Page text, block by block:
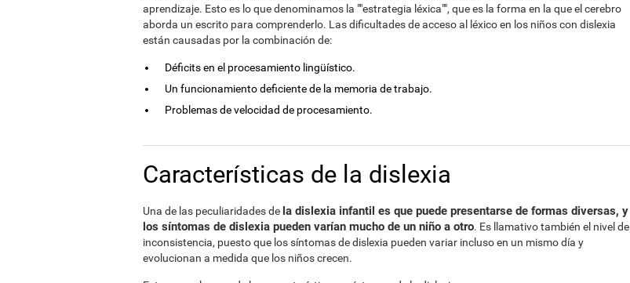
aprendizaje. Esto es lo que denominamos la ""estrategia léxica"", que es la forma en la que el cerebro
aborda un escrito para comprenderlo. Las dificultades de acceso al léxico en los niños con dislexia
están causadas por la combinación de:
Déficits en el procesamiento lingüístico.
Un funcionamiento deficiente de la memoria de trabajo.
Problemas de velocidad de procesamiento.
Características de la dislexia
Una de las peculiaridades de la dislexia infantil es que puede presentarse de formas diversas, y
los síntomas de dislexia pueden varían mucho de un niño a otro. Es llamativo también el nivel de
inconsistencia, puesto que los síntomas de dislexia pueden variar incluso en un mismo día y
evolucionan a medida que los niños crecen.